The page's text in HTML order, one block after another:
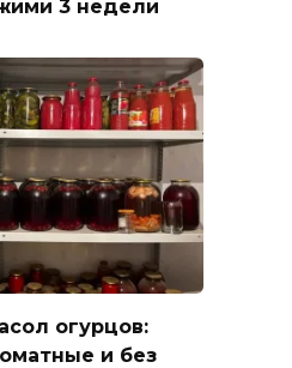
3 недели
огурцов:
и без